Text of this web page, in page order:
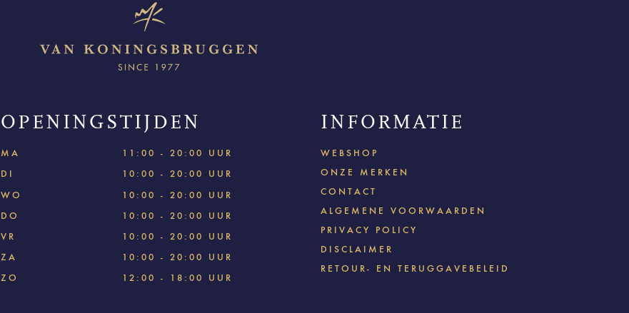
OPENINGSTIJDEN
MA
11:00 - 20:00 UUR
DI
10:00 - 20:00 UUR
WO
10:00 - 20:00 UUR
DO
10:00 - 20:00 UUR
VR
10:00 - 20:00 UUR
ZA
10:00 - 20:00 UUR
ZO
12:00 - 18:00 UUR
INFORMATIE
WEBSHOP
ONZE MERKEN
CONTACT
ALGEMENE VOORWAARDEN
PRIVACY POLICY
DISCLAIMER
RETOUR- EN TERUGGAVEBELEID